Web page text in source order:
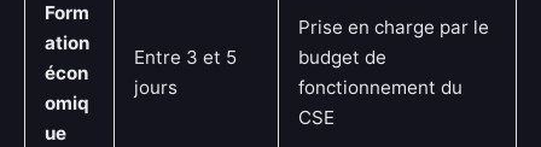
Form
ation
écon
omiq
ue
Entre 3 et 5
jours
Prise en charge par le
budget de
fonctionnement du
CSE